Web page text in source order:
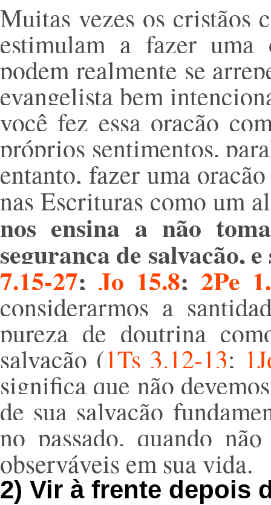
Muitas vezes os cristãos
estimulam a fazer uma
podem realmente se
evangelista bem
você fez essa oração
próprios sentimentos,
entanto, fazer uma
nas Escrituras como um
nos ensina a não
segurança de salvação,
7.15-27; Jo 15.8; 2Pe
considerarmos a
pureza de doutrina
salvação (1Ts 3.12-13;
significa que não
de sua salvação
no passado, quando
observáveis em sua vida.
2) Vir à frente depois